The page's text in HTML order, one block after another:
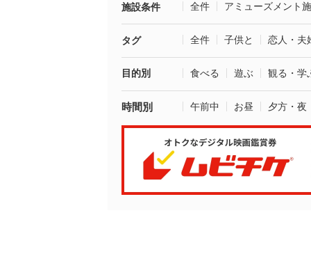
施設条件 全件 アミューズメント
タグ 全件 子供と 恋人・夫
目的別 食べる 遊ぶ 観る・学
時間別 午前中 お昼 夕方・夜